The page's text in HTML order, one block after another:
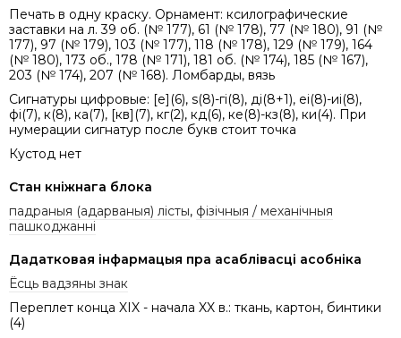
Печать в одну краску. Орнамент: ксилографические
заставки на л. 39 об. (№ 177), 61 (№ 178), 77 (№ 180), 91 (№
177), 97 (№ 179), 103 (№ 177), 118 (№ 178), 129 (№ 179), 164
(№ 180), 173 об., 178 (№ 171), 181 об. (№ 174), 185 (№ 167),
203 (№ 174), 207 (№ 168). Ломбарды, вязь
Сигнатуры цифровые: [е](6), s(8)-гі(8), ді(8+1), еі(8)-иі(8),
фі(7), к(8), ка(7), [кв](7), кг(2), кд(6), ке(8)-кз(8), ки(4). При
нумерации сигнатур после букв стоит точка
Кустод нет
Стан кніжнага блока
падраныя (адарваныя) лісты, фізічныя / механічныя
пашкоджанні
Дадатковая інфармацыя пра асаблівасці асобніка
Ёсць вадзяны знак
Переплет конца XIX - начала XX в.: ткань, картон, бинтики
(4)